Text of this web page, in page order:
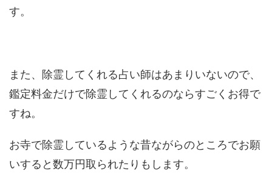
す。
また、除霊してくれる占い師はあまりいないので、
鑑定料金だけで除霊してくれるのならすごくお得で
すね。
お寺で除霊しているような昔ながらのところでお願
いすると数万円取られたりもします。